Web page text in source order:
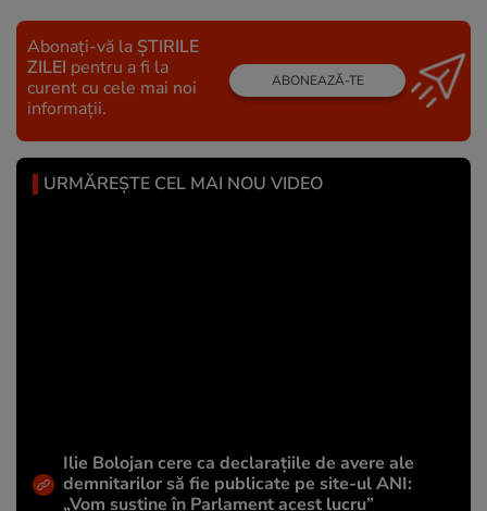
Abonați-vă la ȘTIRILE
ZILEI pentru a fi la
curent cu cele mai noi
informații.
ABONEAZĂ-TE
URMĂREȘTE CEL MAI NOU VIDEO
Ilie Bolojan cere ca declarațiile de avere ale
demnitarilor să fie publicate pe site-ul ANI:
„Vom susține în Parlament acest lucru”